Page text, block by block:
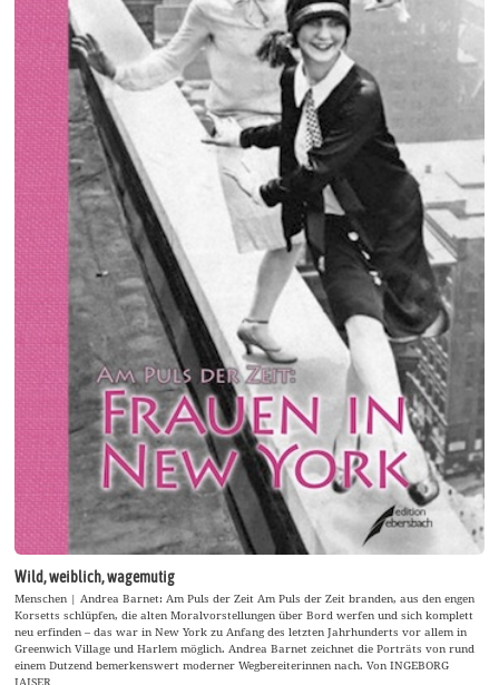
Wild, weiblich, wagemutig
Menschen | Andrea Barnet: Am Puls der Zeit Am Puls der Zeit branden, aus den engen
Korsetts schlüpfen, die alten Moralvorstellungen über Bord werfen und sich komplett
neu erfinden – das war in New York zu Anfang des letzten Jahrhunderts vor allem in
Greenwich Village und Harlem möglich. Andrea Barnet zeichnet die Porträts von rund
einem Dutzend bemerkenswert moderner Wegbereiterinnen nach. Von INGEBORG
JAISER